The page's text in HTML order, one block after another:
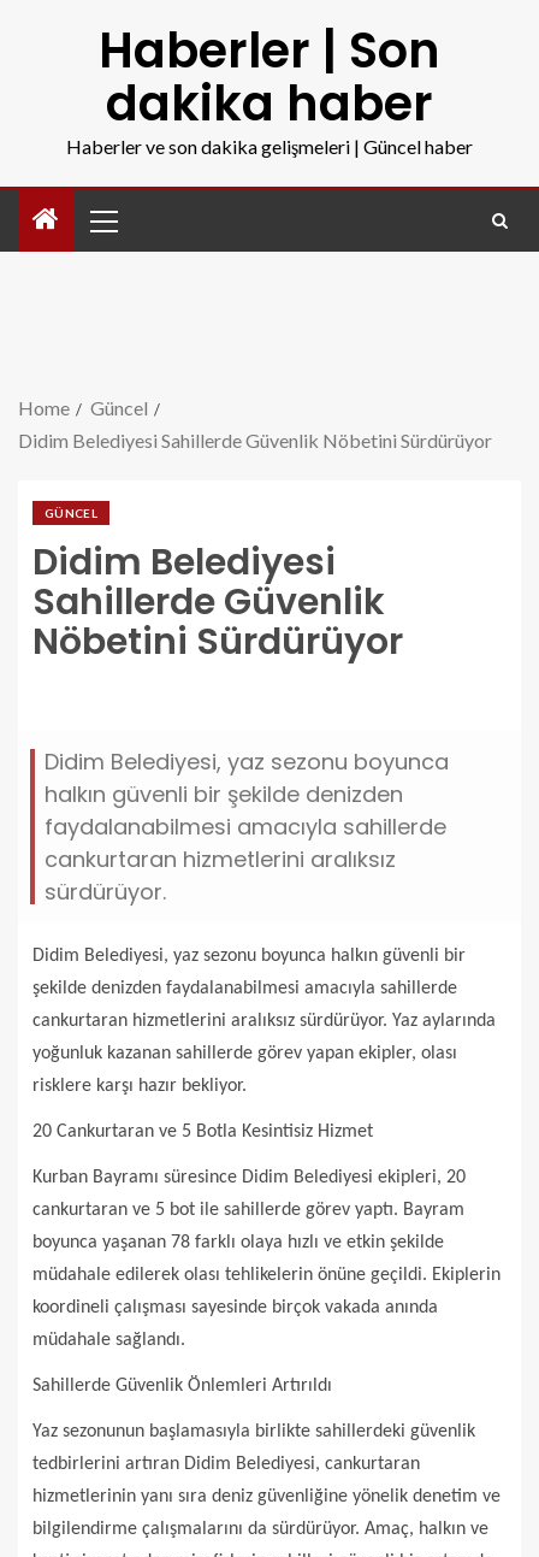
Haberler | Son
dakika haber
Haberler ve son dakika gelişmeleri | Güncel haber
Home
Güncel
Didim Belediyesi Sahillerde Güvenlik Nöbetini Sürdürüyor
GÜNCEL
Didim Belediyesi
Sahillerde Güvenlik
Nöbetini Sürdürüyor
didim-belediyesi-sahillerde-guvenlik-nobetini-
Didim Belediyesi, yaz sezonu boyunca
halkın güvenli bir şekilde denizden
faydalanabilmesi amacıyla sahillerde
cankurtaran hizmetlerini aralıksız
sürdürüyor.
Didim Belediyesi, yaz sezonu boyunca halkın güvenli bir
şekilde denizden faydalanabilmesi amacıyla sahillerde
cankurtaran hizmetlerini aralıksız sürdürüyor. Yaz aylarında
yoğunluk kazanan sahillerde görev yapan ekipler, olası
risklere karşı hazır bekliyor.
20 Cankurtaran ve 5 Botla Kesintisiz Hizmet
Kurban Bayramı süresince Didim Belediyesi ekipleri, 20
cankurtaran ve 5 bot ile sahillerde görev yaptı. Bayram
boyunca yaşanan 78 farklı olaya hızlı ve etkin şekilde
müdahale edilerek olası tehlikelerin önüne geçildi. Ekiplerin
koordineli çalışması sayesinde birçok vakada anında
müdahale sağlandı.
Sahillerde Güvenlik Önlemleri Artırıldı
Yaz sezonunun başlamasıyla birlikte sahillerdeki güvenlik
tedbirlerini artıran Didim Belediyesi, cankurtaran
hizmetlerinin yanı sıra deniz güvenliğine yönelik denetim ve
bilgilendirme çalışmalarını da sürdürüyor. Amaç, halkın ve